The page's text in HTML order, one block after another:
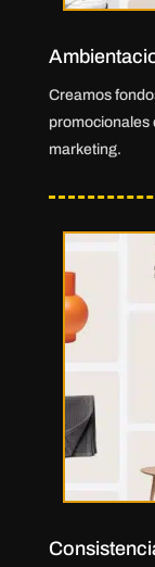
Creamos
promocionales
marketing.